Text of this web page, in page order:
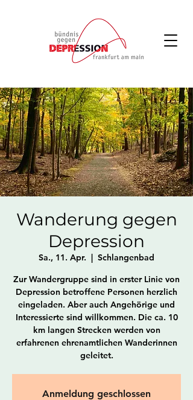
Wanderung gegen
Depression
Sa., 11. Apr.
  |
Schlangenbad
Zur Wandergruppe sind in erster Linie von
Depression betroffene Personen herzlich
eingeladen. Aber auch Angehörige und
Interessierte sind willkommen. Die ca. 10
km langen Strecken werden von
erfahrenen ehrenamtlichen Wanderinnen
geleitet.
Anmeldung geschlossen